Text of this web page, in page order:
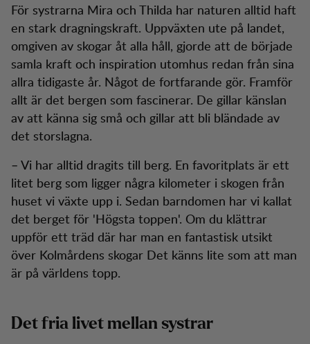
För systrarna Mira och Thilda har naturen alltid haft
en stark dragningskraft. Uppväxten ute på landet,
omgiven av skogar åt alla håll, gjorde att de började
samla kraft och inspiration utomhus redan från sina
allra tidigaste år. Något de fortfarande gör. Framför
allt är det bergen som fascinerar. De gillar känslan
av att känna sig små och gillar att bli bländade av
det storslagna.
– Vi har alltid dragits till berg. En favoritplats är ett
litet berg som ligger några kilometer i skogen från
huset vi växte upp i. Sedan barndomen har vi kallat
det berget för 'Högsta toppen'. Om du klättrar
uppför ett träd där har man en fantastisk utsikt
över Kolmårdens skogar Det känns lite som att man
är på världens topp.
Det fria livet mellan systrar